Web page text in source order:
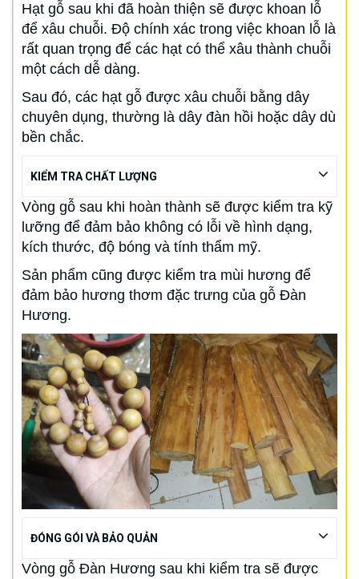
Hạt gỗ sau khi đã hoàn thiện sẽ được khoan lỗ
để xâu chuỗi. Độ chính xác trong việc khoan lỗ là
rất quan trọng để các hạt có thể xâu thành chuỗi
một cách dễ dàng.
Sau đó, các hạt gỗ được xâu chuỗi bằng dây
chuyên dụng, thường là dây đàn hồi hoặc dây dù
bền chắc.
KIỂM TRA CHẤT LƯỢNG
Vòng gỗ sau khi hoàn thành sẽ được kiểm tra kỹ
lưỡng để đảm bảo không có lỗi về hình dạng,
kích thước, độ bóng và tính thẩm mỹ.
Sản phẩm cũng được kiểm tra mùi hương để
đảm bảo hương thơm đặc trưng của gỗ Đàn
Hương.
ĐÓNG GÓI VÀ BẢO QUẢN
Vòng gỗ Đàn Hương sau khi kiểm tra sẽ được